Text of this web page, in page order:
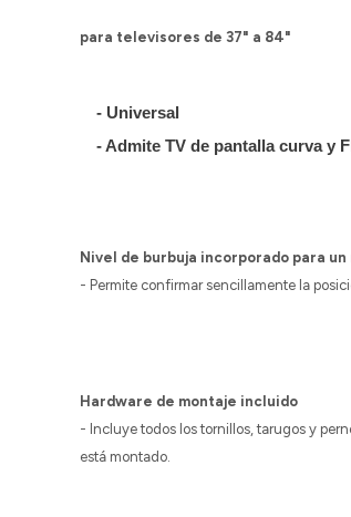
para televisores de 37" a 84"
- Universal
- Admite TV de pantalla curva y
Nivel de burbuja incorporado para
- Permite confirmar sencillamente la
Hardware de montaje incluido
- Incluye todos los tornillos, tarugos y
está montado.